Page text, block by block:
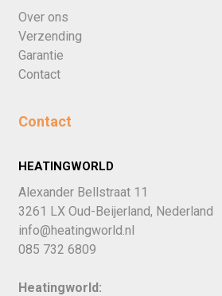
Over ons
Verzending
Garantie
Contact
Contact
HEATINGWORLD
Alexander Bellstraat 11
3261 LX Oud-Beijerland, Nederland
info@heatingworld.nl
085 732 6809
Heatingworld: